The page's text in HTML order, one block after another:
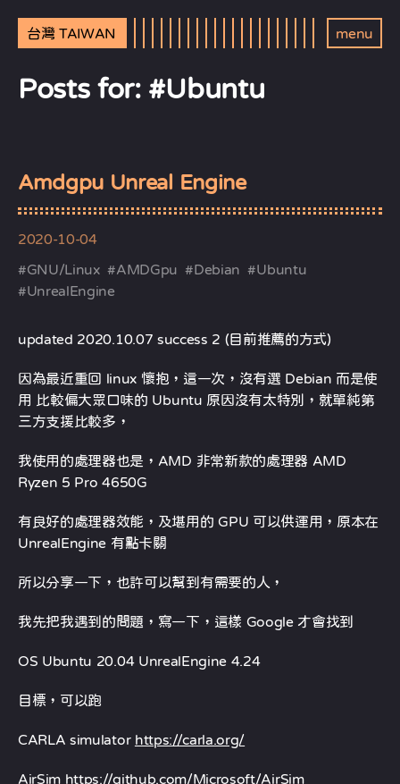
台灣 TAIWAN menu
Posts for: #Ubuntu
Amdgpu Unreal Engine
2020-10-04
#GNU/Linux#AMDGpu #Debian #Ubuntu
#UnrealEngine
updated 2020.10.07 success 2 (目前推薦的方式)
因為最近重回 linux 懷抱，這一次，沒有選 Debian 而是使
用 比較偏大眾口味的 Ubuntu 原因沒有太特別，就單純第
三方支援比較多，
我使用的處理器也是，AMD 非常新款的處理器 AMD
Ryzen 5 Pro 4650G
有良好的處理器效能，及堪用的 GPU 可以供運用，原本在
UnrealEngine 有點卡關
所以分享一下，也許可以幫到有需要的人，
我先把我遇到的問題，寫一下，這樣 Google 才會找到
OS Ubuntu 20.04 UnrealEngine 4.24
目標，可以跑
CARLA simulator https://carla.org/
AirSim https://github.com/Microsoft/AirSim